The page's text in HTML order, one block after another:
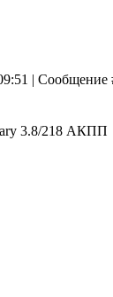
| Сообщение
3.8/218 АКПП